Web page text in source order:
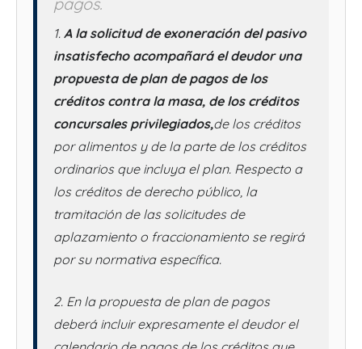
1. A la solicitud de exoneración del pasivo
insatisfecho acompañará el deudor una
propuesta de plan de pagos de los
créditos contra la masa, de los créditos
concursales privilegiados,de los créditos
por alimentos y de la parte de los créditos
ordinarios que incluya el plan. Respecto a
los créditos de derecho público, la
tramitación de las solicitudes de
aplazamiento o fraccionamiento se regirá
por su normativa específica.
2. En la propuesta de plan de pagos
deberá incluir expresamente el deudor el